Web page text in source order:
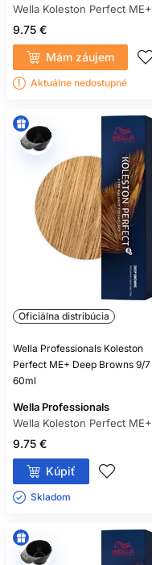
Wella Koleston Perfect ME+
9.75 €
Mám záujem
Aktuálne nedostupné
Oficiálna distribúcia
Wella Professionals Koleston
Perfect ME+ Deep Browns 9/7
60ml
Wella Professionals
Wella Koleston Perfect ME+
9.75 €
Kúpiť
Skladom ㅤ